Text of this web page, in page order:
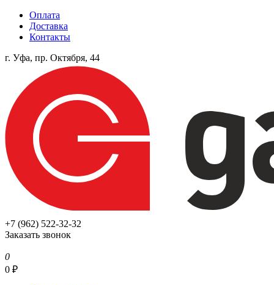
Оплата
Доставка
Контакты
г. Уфа, пр. Октября, 44
+7 (962) 522-32-32
Заказать звонок
0
0 ₽